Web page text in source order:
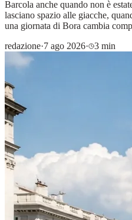
Barcola anche quando non è
lasciano spazio alle giacche,
una giornata di Bora cambia
redazione·7 ago 2026· 3 min